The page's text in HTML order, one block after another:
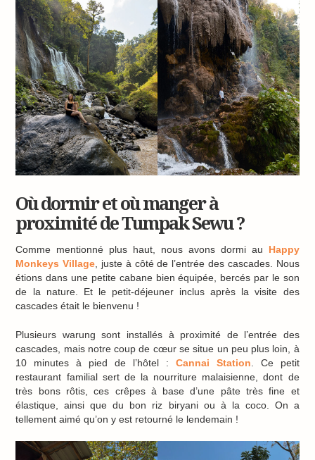
Où dormir et où manger à
proximité de Tumpak Sewu ?
Comme mentionné plus haut, nous avons dormi au Happy
Monkeys Village, juste à côté de l’entrée des cascades. Nous
étions dans une petite cabane bien équipée, bercés par le son
de la nature. Et le petit-déjeuner inclus après la visite des
cascades était le bienvenu !
Plusieurs warung sont installés à proximité de l’entrée des
cascades, mais notre coup de cœur se situe un peu plus loin, à
10 minutes à pied de l’hôtel : Cannai Station. Ce petit
restaurant familial sert de la nourriture malaisienne, dont de
très bons rôtis, ces crêpes à base d’une pâte très fine et
élastique, ainsi que du bon riz biryani ou à la coco. On a
tellement aimé qu’on y est retourné le lendemain !